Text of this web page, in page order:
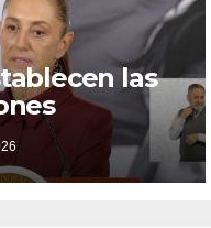
las
entre
y Perú:
Sheinbaum